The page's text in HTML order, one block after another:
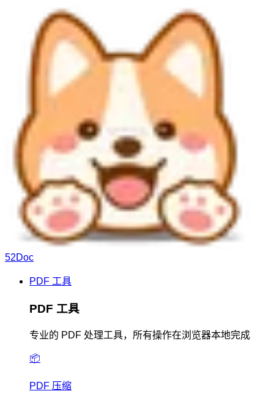
52Doc
PDF 工具
PDF 工具
专业的 PDF 处理工具，所有操作在浏览器本地完成
📦
PDF 压缩